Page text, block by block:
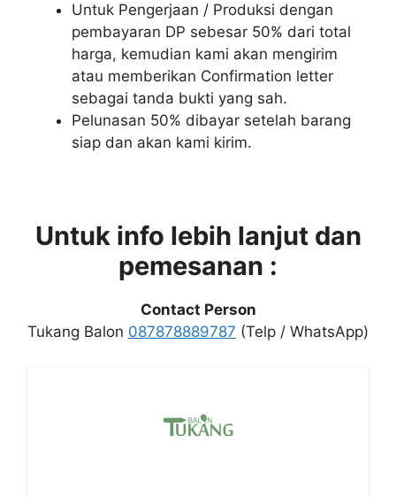
Untuk Pengerjaan / Produksi dengan
pembayaran DP sebesar 50% dari total
harga, kemudian kami akan mengirim
atau memberikan Confirmation letter
sebagai tanda bukti yang sah.
Pelunasan 50% dibayar setelah barang
siap dan akan kami kirim.
Untuk info lebih lanjut dan
pemesanan :
Contact Person
Tukang Balon 087878889787 (Telp / WhatsApp)